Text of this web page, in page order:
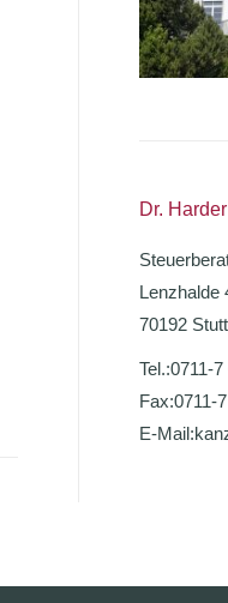
Dr.
Lenzhalde
70192
Tel.:0711-
Fax:0711-
E-Mail: